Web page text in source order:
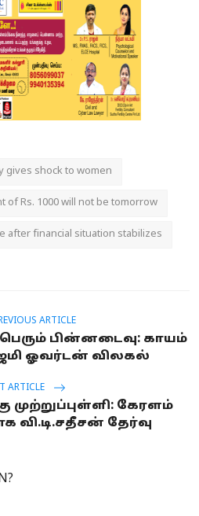
gives shock to women
of Rs. 1000 will not be tomorrow
after financial situation stabilizes
ARTICLE
பின்னடைவு: காயம்
ஓவர்டன் விலகல்
ARTICLE
முற்றுப்புள்ளி: கேரளம்
வி.டி.சதீசன் தேர்வு